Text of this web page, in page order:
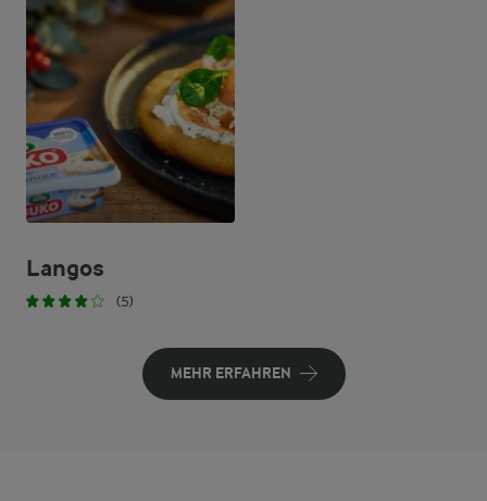
Langos
(5)
MEHR ERFAHREN